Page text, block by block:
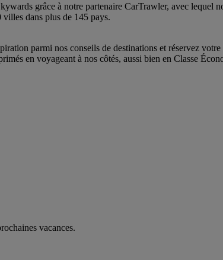
grâce à notre partenaire CarTrawler, avec lequel
dans plus de 145 pays.
parmi nos conseils de destinations et réservez
en voyageant à nos côtés, aussi bien en Classe
vacances.